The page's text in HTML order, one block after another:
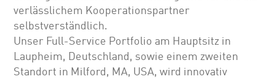
verlässlichem Kooperationspartner
selbstverständlich.
Unser Full-Service Portfolio am Hauptsitz in
Laupheim, Deutschland, sowie einem zweiten
Standort in Milford, MA, USA, wird innovativ